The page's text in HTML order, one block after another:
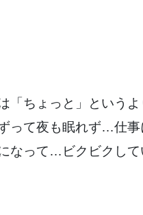
「ちょっと」というよ
って夜も眠れず…仕
なって…ビクビクして